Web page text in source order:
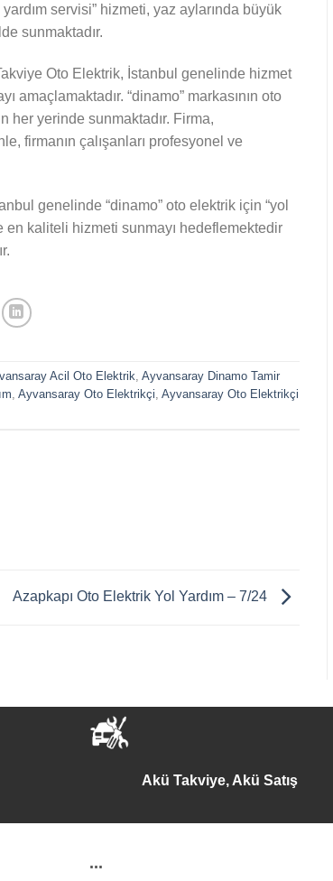
servisi” hizmeti, yaz aylarında büyük
sunmaktadır.
Oto Elektrik, İstanbul genelinde hizmet
“dinamo” markasının oto
her yerinde sunmaktadır. Firma,
firmanın çalışanları profesyonel ve
genelinde “dinamo” oto elektrik için “yol
en kaliteli hizmeti sunmayı hedeflemektedir
Acil Oto Elektrik,Ayvansaray Dinamo Tamir
, Ayvansaray Oto Elektrikçi, Ayvansaray Oto Elektrikçi
Azapkapı Oto Elektrik Yol Yardım – 7/24
Akü Takviye, Akü Satış
...